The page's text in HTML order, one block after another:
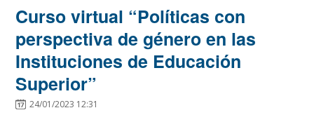
Curso virtual “Políticas con
perspectiva de género en las
Instituciones de Educación
Superior”
24/01/2023 12:31